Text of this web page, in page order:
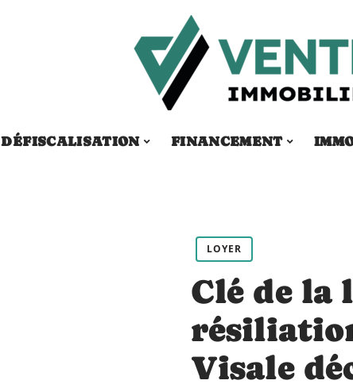
DÉFISCALISATION FINANCEMENT
LOYER
Clé de la
Visale